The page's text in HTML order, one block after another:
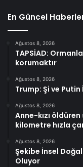
En Güncel
Ağustos 8, 2026
TAPSİAD:
korumaktır
Ağustos 8, 2026
Trump: Şi ve
Ağustos 8, 2026
Anne-kızı öldüren
kilometre hızla
Ağustos 8, 2026
Şekibe İnsel
Oluyor